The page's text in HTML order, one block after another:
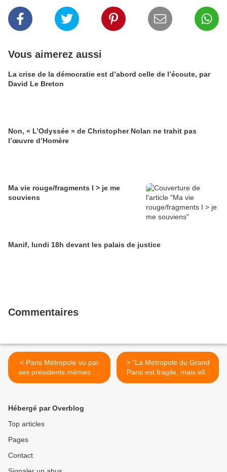
Vous aimerez aussi
La crise de la démocratie est d’abord celle de l’écoute, par
David Le Breton
Non, « L’Odyssée » de Christopher Nolan ne trahit pas
l’œuvre d’Homère
Ma vie rouge/fragments I > je me
souviens
Manif, lundi 18h devant les palais de justice
Commentaires
< Paris Métropole vu par
ses présidents mêmes :...
> "La Métropole du Grand
Paris est fragile, mais elle
avance" le point de vue de
Hébergé par Overblog
Top articles
Pages
Contact